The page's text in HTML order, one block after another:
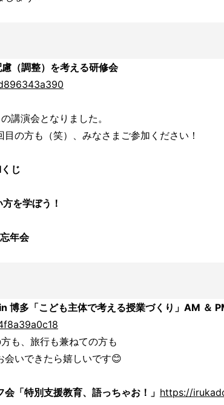
（調整）を考える研修会
講演会となりました。
の方も（笑）、みなさまご参加ください！
じ
を学ぼう！
年会
博多「こども主体で考える授業づくり」AM ＆
も、旅行も兼ねての方も
会いできたら嬉しいです😊
「特別支援教育、語っちゃお！」 https://